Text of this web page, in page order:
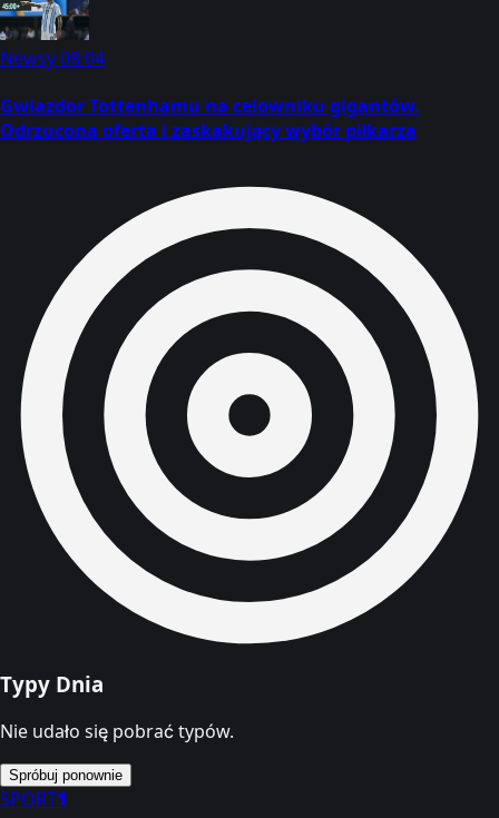
Newsy08:04
Gwiazdor Tottenhamu na celowniku gigantów.
Odrzucona oferta i zaskakujący wybór piłkarza
Typy Dnia
Nie udało się pobrać typów.
Spróbuj ponownie
SPORT1